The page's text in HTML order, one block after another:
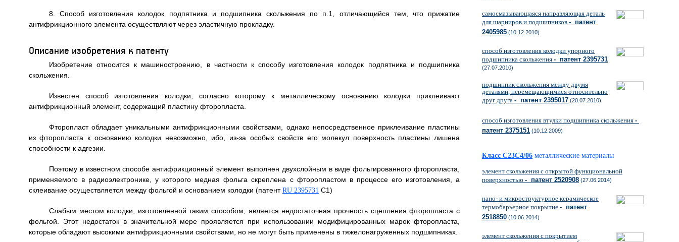
8. Способ изготовления колодок подпятника и подшипника скольжения по п.1, отличающийся тем, что прижатие
антифрикционного элемента осуществляют через эластичную прокладку.
Описание изобретения к патенту
Изобретение относится к машиностроению, в частности к способу изготовления колодок подпятника и подшипника
скольжения.
Известен способ изготовления колодки, согласно которому к металлическому основанию колодки приклеивают
антифрикционный элемент, содержащий пластину фторопласта.
Фторопласт обладает уникальными антифрикционными свойствами, однако непосредственное приклеивание пластины
из фторопласта к основанию колодки невозможно, ибо, из-за особых свойств его молекул поверхность пластины лишена
способности к адгезии.
Поэтому в известном способе антифрикционный элемент выполнен двухслойным в виде фольгированного фторопласта,
применяемого в радиоэлектронике, у которого медная фольга скреплена с фторопластом в процессе его изготовления, а
склеивание осуществляется между фольгой и основанием колодки (патент RU 2395731 C1)
Слабым местом колодки, изготовленной таким способом, является недостаточная прочность сцепления фторопласта с
фольгой. Этот недостаток в значительной мере проявляется при использовании модифицированных марок фторопласта,
которые обладают высокими антифрикционными свойствами, но не могут быть применены в тяжелонагруженных подшипниках.
самосмазывающаяся направляющая деталь
для шарниров и подшипников - патент
2405985 (10.12.2010)
способ изготовления колодки упорного
подшипника скольжения - патент 2395731
(27.07.2010)
подшипник скольжения между двумя
деталями, перемещающимися относительно
друг друга - патент 2395017 (20.07.2010)
способ изготовления втулки подшипника скольжения -
патент 2375151 (10.12.2009)
Класс C23C4/06 металлические материалы
элемент скольжения с открытой функциональной
поверхностью - патент 2520908 (27.06.2014)
нано- и микроструктурное керамическое
термобарьерное покрытие - патент
2518850 (10.06.2014)
элемент скольжения с покрытием